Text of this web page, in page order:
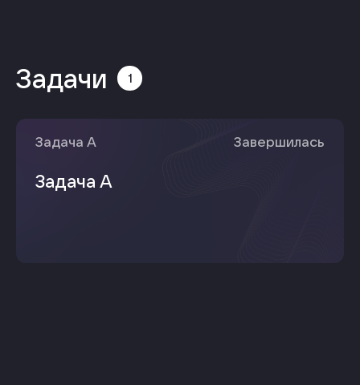
Задачи 1
Задача A Завершилась
Задача A